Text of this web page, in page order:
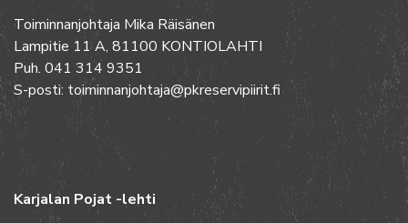
Toiminnanjohtaja Mika Räisänen
Lampitie 11 A, 81100 KONTIOLAHTI
Puh. 041 314 9351
S-posti: toiminnanjohtaja@pkreservipiirit.fi
Karjalan Pojat -lehti